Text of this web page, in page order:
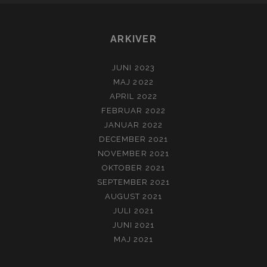
ARKIVER
JUNI 2023
MAJ 2022
APRIL 2022
FEBRUAR 2022
JANUAR 2022
DECEMBER 2021
NOVEMBER 2021
OKTOBER 2021
SEPTEMBER 2021
AUGUST 2021
JULI 2021
JUNI 2021
MAJ 2021